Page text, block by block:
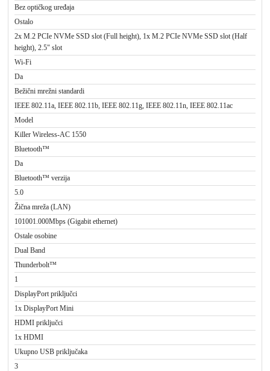
Bez optičkog uređaja
Ostalo
2x M.2 PCIe NVMe SSD slot (Full height), 1x M.2 PCIe NVMe SSD slot (Half
height), 2.5" slot
Wi-Fi
Da
Bežični mrežni standardi
IEEE 802.11a, IEEE 802.11b, IEEE 802.11g, IEEE 802.11n, IEEE 802.11ac
Model
Killer Wireless-AC 1550
Bluetooth™
Da
Bluetooth™ verzija
5.0
Žična mreža (LAN)
101001.000Mbps (Gigabit ethernet)
Ostale osobine
Dual Band
Thunderbolt™
1
DisplayPort priključci
1x DisplayPort Mini
HDMI priključci
1x HDMI
Ukupno USB priključaka
3